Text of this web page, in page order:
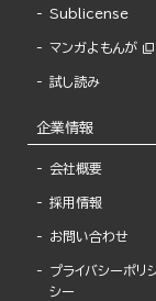
Sublicense
マンガよもんが
試し読み
企業情報
会社概要
採用情報
お問い合わせ
プライバシーポリ
シー